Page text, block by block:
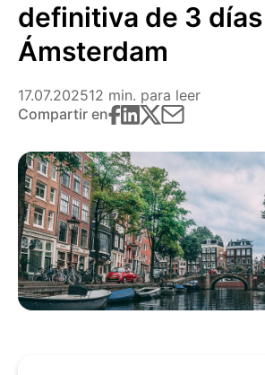
definitiva de 3 días
Ámsterdam
17.07.202512 min. para leer
Compartir en